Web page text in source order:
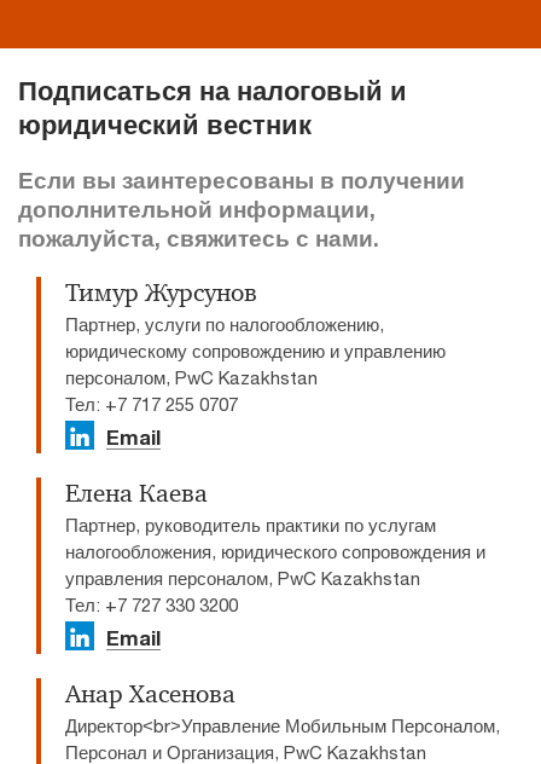
Подписаться на налоговый и
юридический вестник
Если вы заинтересованы в получении
дополнительной информации,
пожалуйста, свяжитесь с нами.
Тимур Журсунов
Партнер, услуги по налогообложению,
юридическому сопровождению и управлению
персоналом, PwC Kazakhstan
Тел: +7 717 255 0707​
Email
Елена Каева
Партнер, руководитель практики по услугам
налогообложения, юридического сопровождения и
управления персоналом, PwC Kazakhstan
Тел: +7 727 330 3200
Email
Анар Хасенова
Директор<br>Управление Мобильным Персоналом,
Персонал и Организация, PwC Kazakhstan